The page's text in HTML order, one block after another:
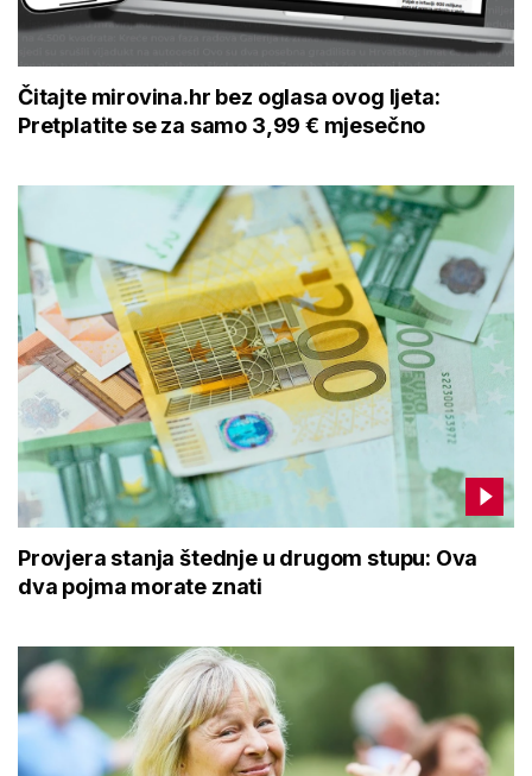
Čitajte mirovina.hr bez oglasa ovog ljeta:
Pretplatite se za samo 3,99 € mjesečno
Provjera stanja štednje u drugom stupu: Ova
dva pojma morate znati